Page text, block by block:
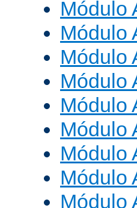
Módulo
Módulo
Módulo
Módulo
Módulo
Módulo
Módulo
Módulo
Módulo